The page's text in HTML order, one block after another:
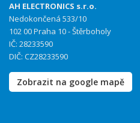
AH ELECTRONICS s.r.o.
Nedokončená 533/10
102 00 Praha 10 - Štěrboholy
IČ: 28233590
DIČ: CZ28233590
Zobrazit na google mapě